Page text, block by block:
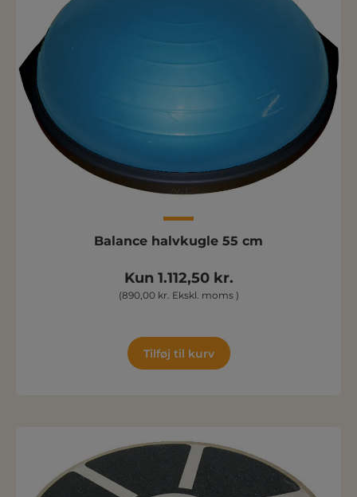
Balance halvkugle 55 cm
Kun 1.112,50 kr.
(890,00 kr. Ekskl. moms )
Tilføj til kurv